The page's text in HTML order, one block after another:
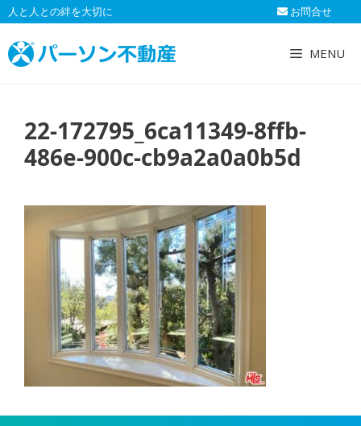
コ
ン
テ
ン
人と人との絆を大切に お問合せ
MENU
22-172795_6ca11349-8ffb-
486e-900c-cb9a2a0a0b5d